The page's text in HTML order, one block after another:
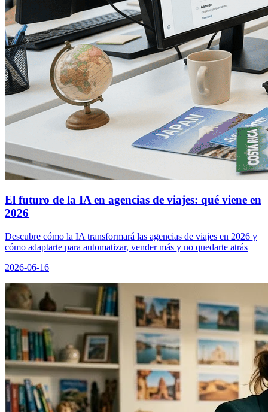
El futuro de la IA en agencias de viajes: qué viene en
2026
Descubre cómo la IA transformará las agencias de viajes en 2026 y
cómo adaptarte para automatizar, vender más y no quedarte atrás
2026-06-16